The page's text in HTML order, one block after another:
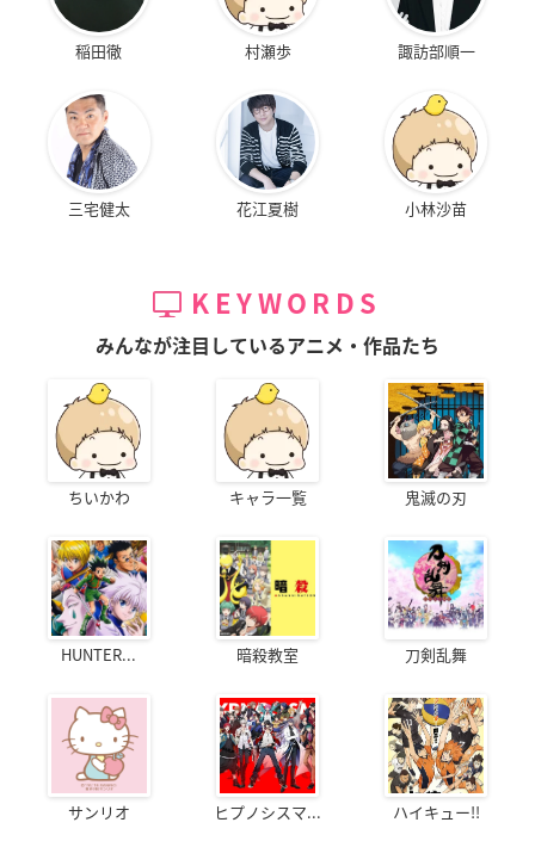
稲田徹 村瀬歩 諏訪部順一
三宅健太 花江夏樹 小林沙苗
KEYWORDS
みんなが注目しているアニメ・作品たち
ちいかわ キャラ一覧 鬼滅の刃
HUNTER... 暗殺教室 刀剣乱舞
サンリオ ヒプノシスマ... ハイキュー!!